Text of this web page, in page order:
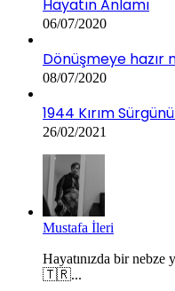
Hayatın Anlamı
06/07/2020
Dönüşmeye hazır
08/07/2020
1944 Kırım
26/02/2021
Mustafa İleri
Hayatınızda bir
🇹🇷...